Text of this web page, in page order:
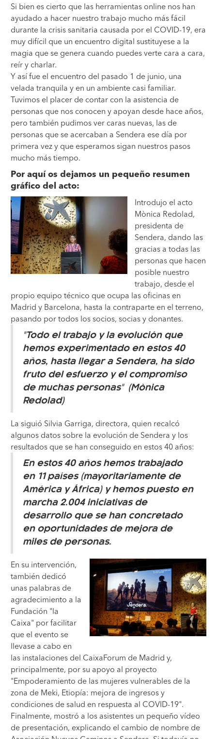
Si bien es cierto que las herramientas online nos han
ayudado a hacer nuestro trabajo mucho más fácil
durante la crisis sanitaria causada por el COVID-19, era
muy difícil que un encuentro digital sustituyese a la
magia que se genera cuando puedes verte cara a cara,
reír y charlar.
Y así fue el encuentro del pasado 1 de junio, una
velada tranquila y en un ambiente casi familiar.
Tuvimos el placer de contar con la asistencia de
personas que nos conocen y apoyan desde hace años,
pero también pudimos ver caras nuevas, las de
personas que se acercaban a Sendera ese día por
primera vez y que esperamos sigan nuestros pasos
mucho más tiempo.
Por aquí os dejamos un pequeño resumen
gráfico del acto:
Introdujo el acto
Mònica Redolad,
presidenta de
Sendera, dando las
gracias a todas las
personas que hacen
posible nuestro
trabajo, desde el
propio equipo técnico que ocupa las oficinas en
Madrid y Barcelona, hasta la contraparte en el terreno,
pasando por todos los socios, socias y donantes.
"Todo el trabajo y la evolución que
hemos experimentado en estos 40
años, hasta llegar a Sendera, ha sido
fruto del esfuerzo y el compromiso
de muchas personas" (Mònica
Redolad)
La siguió Silvia Garriga, directora, quien recalcó
algunos datos sobre la evolución de Sendera y los
resultados que se han conseguido en estos 40 años:
En estos 40 años hemos trabajado
en 11 países (mayoritariamente de
América y África) y hemos puesto en
marcha 2.004 iniciativas de
desarrollo que se han concretado
en oportunidades de mejora de
miles de personas.
En su intervención,
también dedicó
unas palabras de
agradecimiento a la
Fundación "la
Caixa" por facilitar
que el evento se
llevase a cabo en
las instalaciones del CaixaForum de Madrid y,
principalmente, por su apoyo al proyecto
"Empoderamiento de las mujeres vulnerables de la
zona de Meki, Etiopía: mejora de ingresos y
condiciones de salud en respuesta al COVID-19".
Finalmente, mostró a los asistentes un pequeño vídeo
de presentación, explicando el cambio de nombre de